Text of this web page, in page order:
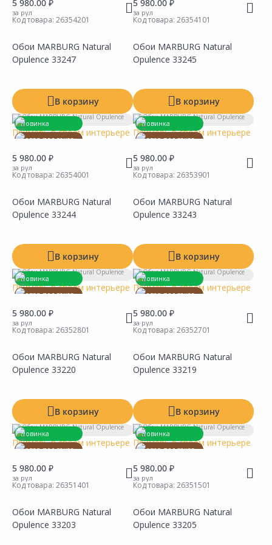
5 980.00 ₽
за рул
Код товара: 26354201
Обои MARBURG Natural
Opulence 33247
В корзину
5 980.00 ₽
за рул
Код товара: 26354101
Обои MARBURG Natural
Opulence 33245
В корзину
Новинка
Товар под заказ
Примерь в своем интерьере
5 980.00 ₽
за рул
Код товара: 26354001
Обои MARBURG Natural
Opulence 33244
В корзину
Новинка
Товар под заказ
Примерь в своем интерьере
5 980.00 ₽
за рул
Код товара: 26353901
Обои MARBURG Natural
Opulence 33243
В корзину
Новинка
Товар под заказ
Примерь в своем интерьере
5 980.00 ₽
за рул
Код товара: 26352801
Обои MARBURG Natural
Opulence 33220
В корзину
Новинка
Товар под заказ
Примерь в своем интерьере
5 980.00 ₽
за рул
Код товара: 26352701
Обои MARBURG Natural
Opulence 33219
В корзину
Новинка
Товар под заказ
Примерь в своем интерьере
5 980.00 ₽
за рул
Код товара: 26351401
Обои MARBURG Natural
Opulence 33203
Новинка
Товар под заказ
Примерь в своем интерьере
5 980.00 ₽
за рул
Код товара: 26351501
Обои MARBURG Natural
Opulence 33205